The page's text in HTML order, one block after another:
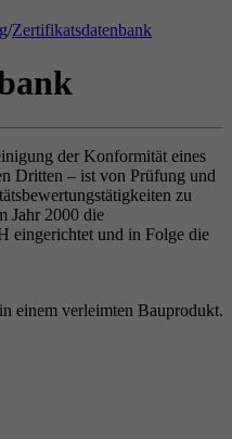
/Zertifikatsdatenbank
der Konformität eines
Dritten – ist von Prüfung und
zu
Jahr 2000 die
eingerichtet und in Folge die